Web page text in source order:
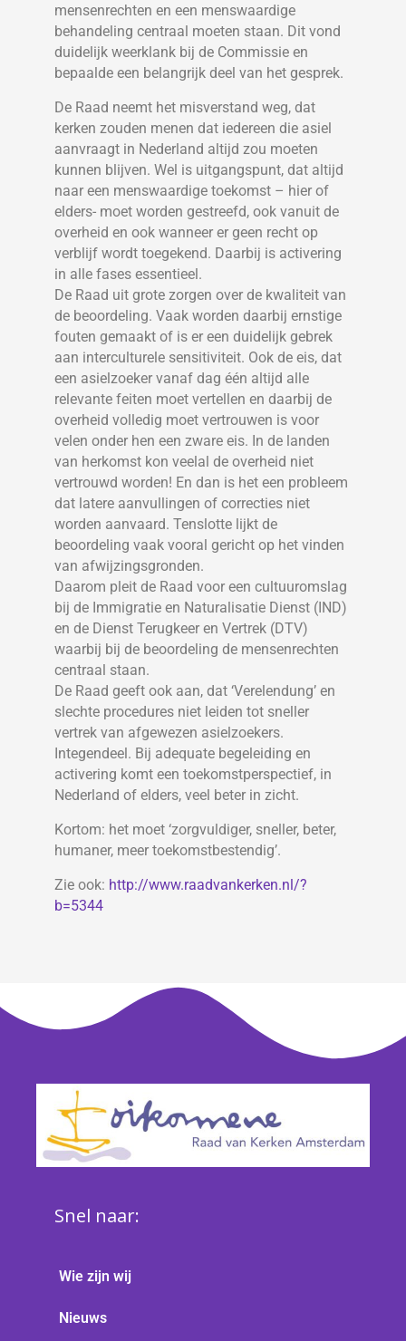
mensenrechten en een menswaardige
behandeling centraal moeten staan. Dit vond
duidelijk weerklank bij de Commissie en
bepaalde een belangrijk deel van het gesprek.
De Raad neemt het misverstand weg, dat
kerken zouden menen dat iedereen die asiel
aanvraagt in Nederland altijd zou moeten
kunnen blijven. Wel is uitgangspunt, dat altijd
naar een menswaardige toekomst – hier of
elders- moet worden gestreefd, ook vanuit de
overheid en ook wanneer er geen recht op
verblijf wordt toegekend. Daarbij is activering
in alle fases essentieel.
De Raad uit grote zorgen over de kwaliteit van
de beoordeling. Vaak worden daarbij ernstige
fouten gemaakt of is er een duidelijk gebrek
aan interculturele sensitiviteit. Ook de eis, dat
een asielzoeker vanaf dag één altijd alle
relevante feiten moet vertellen en daarbij de
overheid volledig moet vertrouwen is voor
velen onder hen een zware eis. In de landen
van herkomst kon veelal de overheid niet
vertrouwd worden! En dan is het een probleem
dat latere aanvullingen of correcties niet
worden aanvaard. Tenslotte lijkt de
beoordeling vaak vooral gericht op het vinden
van afwijzingsgronden.
Daarom pleit de Raad voor een cultuuromslag
bij de Immigratie en Naturalisatie Dienst (IND)
en de Dienst Terugkeer en Vertrek (DTV)
waarbij bij de beoordeling de mensenrechten
centraal staan.
De Raad geeft ook aan, dat ‘Verelendung’ en
slechte procedures niet leiden tot sneller
vertrek van afgewezen asielzoekers.
Integendeel. Bij adequate begeleiding en
activering komt een toekomstperspectief, in
Nederland of elders, veel beter in zicht.
Kortom: het moet ‘zorgvuldiger, sneller, beter,
humaner, meer toekomstbestendig’.
Zie ook: http://www.raadvankerken.nl/?
b=5344
Snel naar:
Wie zijn wij
Nieuws